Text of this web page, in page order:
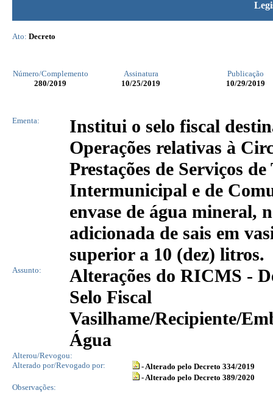
Ato: Decreto
Número/Complemento Assinatura
Publicação
280/2019 10/25/2019 10/29/2019
Ementa:
Institui o selo fiscal
Operações relativas à
Prestações de Serviços
Intermunicipal e de
envase de água mineral,
adicionada de sais em
superior a 10 (dez) litros.
Assunto:
Alterações do RICMS -
Selo Fiscal
Vasilhame/Recipiente/
Água
Alterou/Revogou:
Alterado por/Revogado por:
- Alterado pelo Decreto 334/2019
- Alterado pelo Decreto 389/2020
Observações: